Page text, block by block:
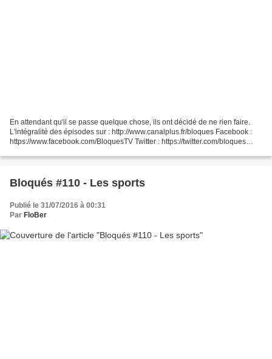
En attendant qu'il se passe quelque chose, ils ont décidé de ne rien faire.
L'intégralité des épisodes sur : http://www.canalplus.fr/bloques Facebook :
https://www.facebook.com/BloquesTV Twitter : https://twitter.com/bloques
Bloqués #110 - Les sports
Publié le 31/07/2016 à 00:31
Par FloBer